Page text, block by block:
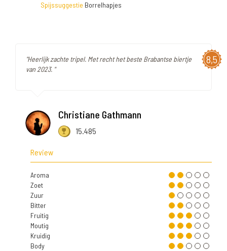
Spijssuggestie Borrelhapjes
8,5
"Heerlijk zachte tripel. Met recht het beste Brabantse biertje
van 2023. "
Christiane Gathmann
15.485
Review
Aroma
Zoet
Zuur
Bitter
Fruitig
Moutig
Kruidig
Body